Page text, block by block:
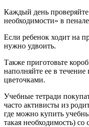
Каждый день
необходимости» в
Если ребенок ходит на
нужно удвоить.
Также приготовьте
наполняйте ее в
цветочками.
Учебные тетради
часто активисты из
где можно купить
такая необходимость) со